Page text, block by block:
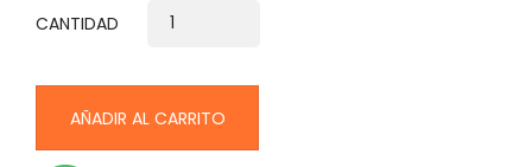
CANTIDAD
AÑADIR AL CARRITO